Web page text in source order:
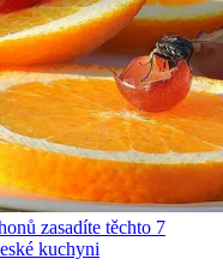
zasadíte těchto 7
kuchyni